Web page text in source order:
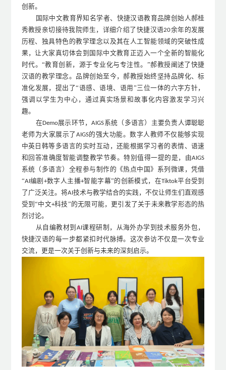
创新。
国 际中文教育界知名学者、快捷汉语教育品牌创始人郝桂
秀教授亲切接待我院师生，详细介绍了快捷汉语20余年的发展
历程、独具特色的教学理念以及其在人工智能领域的突破性成
果，让大家真切体会到国际中文教育正迈入一个全新的智能化
时代。“教育创新，源于专业化与专注性。”郝教授阐述了快捷
汉语的教学理念。品牌创始至今，郝教授始终坚持品牌化、标
准化发展，提出了“语感、语境、语用”三位一体的六字方针，
强调以学生为中心，通过真实场景和故事化内容激发学习兴
趣。
在Demo展示环节，AIGS系统（多语言）主要负责人谭聪聪
老师为大家展示了AIGS的强大功能。数字人教师不仅能够实现
中英日韩等多语言的实时互动，还能根据学习者的表情、语速
和回答准确度智能调整教学节奏。特别值得一提的是，由AIGS
系统（多语言）全程参与制作的《热点中国》系列微课，凭借
“AI编剧 +数字人主播+智能字幕”的创新模式，在Tiktok平台受到
了广泛关注。将AI技术与教学结合的实践，不仅让师生们直观感
受到“中文+科技”的无限可能，更引发了关于未来教学形态的热
烈讨论。
从自编教材到 AI课程研制，从海外办学到技术服务外包，
快捷汉语的每一步都紧扣时代脉搏。这次参访不仅是一次专业
交流，更是一次关于创新与未来的深刻启示。